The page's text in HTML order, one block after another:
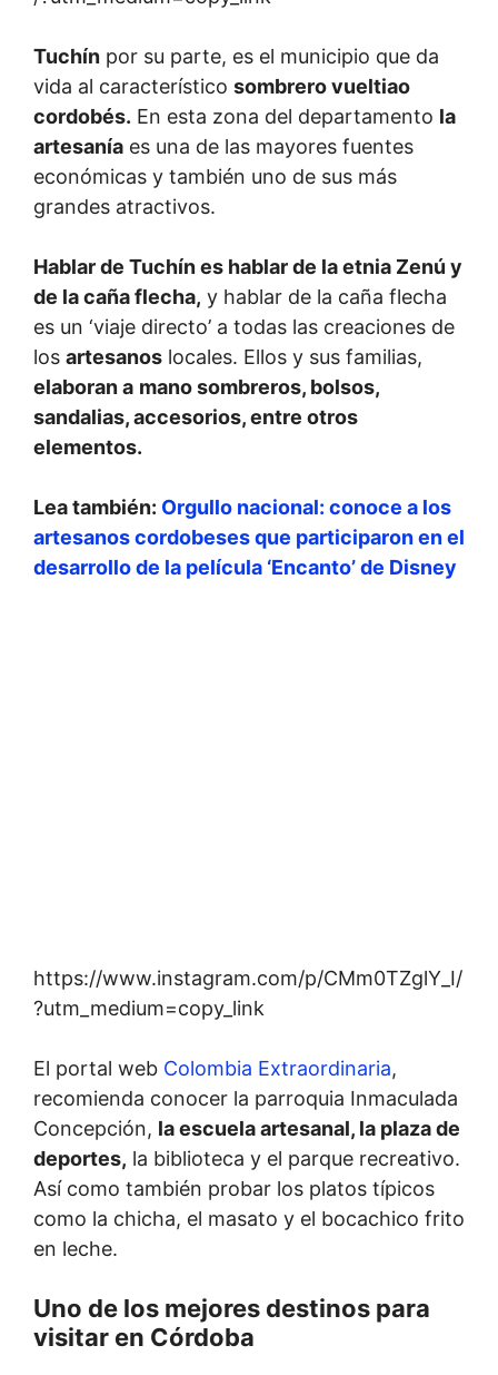
Tuchín por su parte, es el municipio que da
vida al característico sombrero vueltiao
cordobés. En esta zona del departamento la
artesanía es una de las mayores fuentes
económicas y también uno de sus más
grandes atractivos.
Hablar de Tuchín es hablar de la etnia Zenú y
de la caña flecha, y hablar de la caña flecha
es un ‘viaje directo’ a todas las creaciones de
los artesanos locales. Ellos y sus familias,
elaboran a mano sombreros, bolsos,
sandalias, accesorios, entre otros
elementos.
Lea también: Orgullo nacional: conoce a los
artesanos cordobeses que participaron en el
desarrollo de la película ‘Encanto’ de Disney
https://www.instagram.com/p/CMm0TZglY_I/
?utm_medium=copy_link
El portal web Colombia Extraordinaria,
recomienda conocer la parroquia Inmaculada
Concepción, la escuela artesanal, la plaza de
deportes, la biblioteca y el parque recreativo.
Así como también probar los platos típicos
como la chicha, el masato y el bocachico frito
en leche.
Uno de los mejores destinos para
visitar en Córdoba